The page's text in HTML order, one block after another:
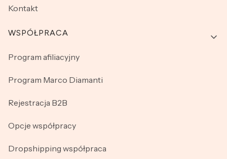
Kontakt
WSPÓŁPRACA
Program afiliacyjny
Program Marco Diamanti
Rejestracja B2B
Opcje współpracy
Dropshipping współpraca